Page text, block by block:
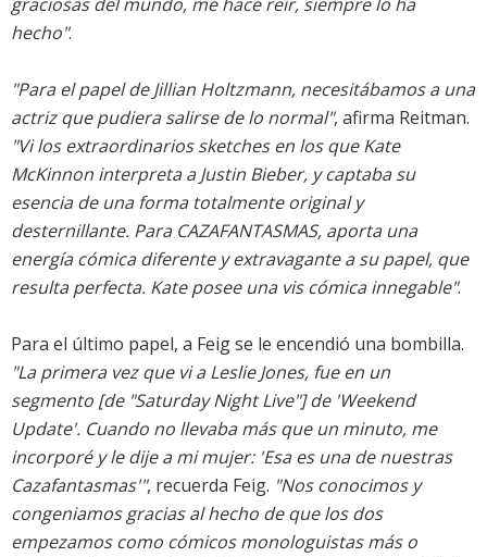
hecho".
"Para el papel de Jillian Holtzmann, necesitábamos a una
actriz que pudiera salirse de lo normal", afirma Reitman.
"Vi los extraordinarios sketches en los que Kate
McKinnon interpreta a Justin Bieber, y captaba su
esencia de una forma totalmente original y
desternillante. Para CAZAFANTASMAS, aporta una
energía cómica diferente y extravagante a su papel, que
resulta perfecta. Kate posee una vis cómica innegable".
Para el último papel, a Feig se le encendió una bombilla.
"La primera vez que vi a Leslie Jones, fue en un
segmento [de "Saturday Night Live"] de 'Weekend
Update'. Cuando no llevaba más que un minuto, me
incorporé y le dije a mi mujer: 'Esa es una de nuestras
Cazafantasmas'", recuerda Feig. "Nos conocimos y
congeniamos gracias al hecho de que los dos
empezamos como cómicos monologuistas más o